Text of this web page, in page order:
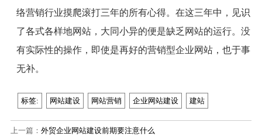
络营销行业摸爬滚打三年的所有心得。在这三年中，见识
了各式各样地网站，大同小异的便是缺乏网站的运行。没
有实际性的操作，即使是再好的营销型企业网站，也于事
无补。
标签: 网站建设 网站营销 企业网站建设 建站
上一篇： 外贸企业网站建设前期要注意什么